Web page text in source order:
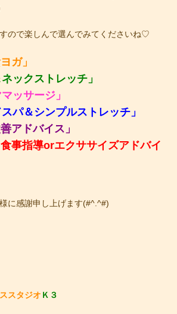
ので楽しんで選んでみてくださいね♡
ガ」
ックストレッチ」
ッサージ」
パ＆シンプルストレッチ」
アドバイス」
事指導orエクササイズアドバイ
に感謝申し上げます(#^.^#)
スタジオ Ｋ３